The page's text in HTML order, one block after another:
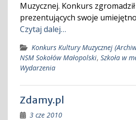
Muzycznej. Konkurs
prezentujących swoje
Czytaj dalej…
Konkurs Kultury Muzycznej
NSM Sokołów Małopolski, Szkoła w
Wydarzenia
Zdamy.pl
3 cze 2010